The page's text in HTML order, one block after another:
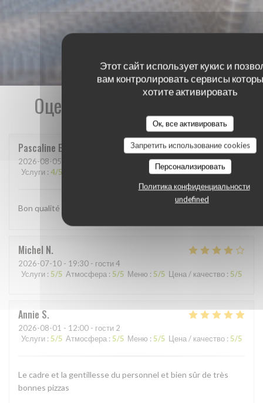
Этот сайт использует кукис и
вам контролировать сервисы
хотите активировать
Ок, все активировать
Запретить использование cookies
Персонализировать
Политика конфиденциальности
undefined
Оценки наших посетителей
Pascaline E
2026-08-05
Услуги : 4/5 :4/5 Цена / качество:5
Bon qualité prix et bon à accueil Belle terrasse ombragée
Michel N
2026-07-10 - 19:30 - гости 4
Услуги : 5/5 Атмосфера : 5/5 Меню : 5/5 Цена / качество : 5/5
Annie S
2026-08-01 - 12:00 - гости 2
Услуги : 5/5 Атмосфера : 5/5 Меню : 5/5 Цена / качество : 5/5
Le cadre et la gentillesse du personnel et bien sûr de très
bonnes pizzas